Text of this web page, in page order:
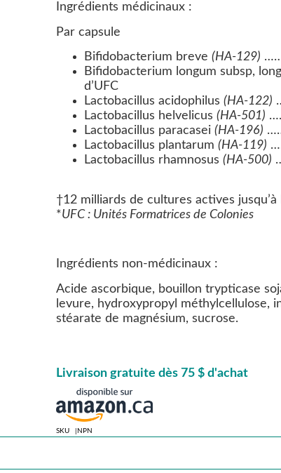
Ingrédients médicinaux :
Par capsule
Bifidobacterium breve (HA-129)
Bifidobacterium longum subsp,
d’UFC
Lactobacillus acidophilus (HA-122)
Lactobacillus helvelicus (HA-501)
Lactobacillus paracasei (HA-196)
Lactobacillus plantarum (HA-119)
Lactobacillus rhamnosus (HA-500)
†12 milliards de cultures actives jusqu’à
*UFC : Unités Formatrices de Colonies
Ingrédients non-médicinaux :
Acide ascorbique, bouillon trypticase
levure, hydroxypropyl méthylcellulose,
stéarate de magnésium, sucrose.
Livraison gratuite dès 75 $ d'achat
SKU NPN